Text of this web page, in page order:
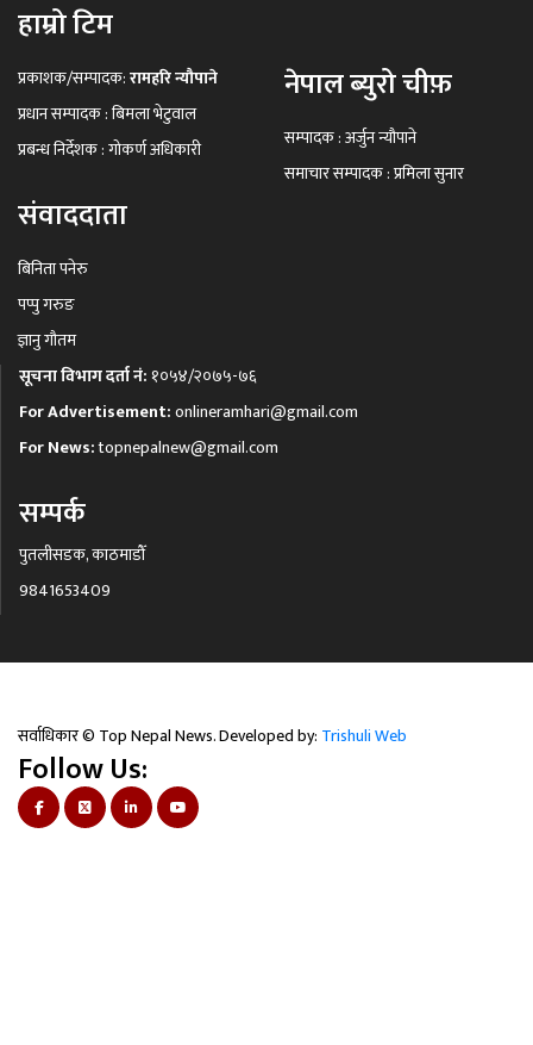
हाम्रो टिम
प्रकाशक/सम्पादक:रामहरि न्यौपाने
प्रधान सम्पादक : बिमला भेटुवाल
प्रबन्ध निर्देशक : गोकर्ण अधिकारी
नेपाल ब्युरो चीफ़
सम्पादक : अर्जुन न्यौपाने
समाचार सम्पादक : प्रमिला सुनार
संवाददाता
बिनिता पनेरु
पप्पु गरुङ
ज्ञानु गौतम
सूचना विभाग दर्ता नं: १०५४/२०७५-७६
For Advertisement:onlineramhari@gmail.com
For News:topnepalnew@gmail.com
सम्पर्क
पुतलीसडक, काठमाडौँ
9841653409
सर्वाधिकार © Top Nepal News. Developed by: Trishuli Web
Follow Us: